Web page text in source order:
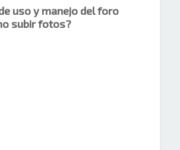
uso y manejo del foro
subir fotos?